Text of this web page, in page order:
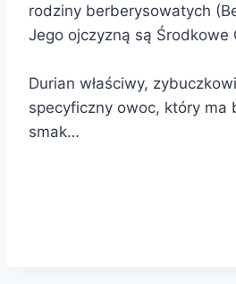
rodziny berberysowatych
Jego ojczyzną są Środkowe
Durian właściwy,
specyficzny owoc, który ma
smak…